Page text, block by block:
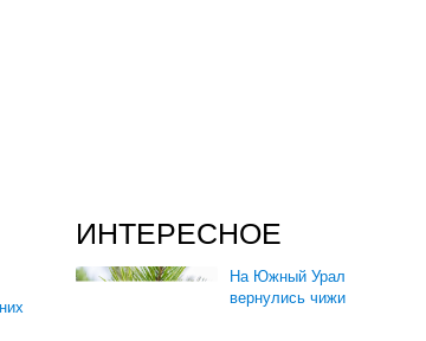
ИНТЕРЕСНОЕ
На Южный Урал
вернулись чижи